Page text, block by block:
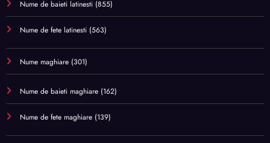
Nume de baieti latinesti (855)
Nume de fete latinesti (563)
Nume maghiare (301)
Nume de baieti maghiare (162)
Nume de fete maghiare (139)